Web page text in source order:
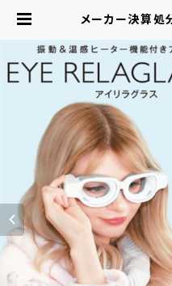
メーカー決算処
健康家電 | ロシ
総合ショッ